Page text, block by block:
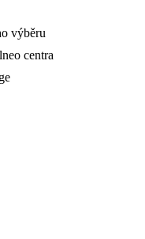
výběru
centra